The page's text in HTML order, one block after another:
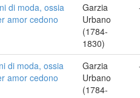
di moda, ossia
amor cedono
Garzia
Urbano
(1784-
1830)
di moda, ossia
amor cedono
Garzia
Urbano
(1784-